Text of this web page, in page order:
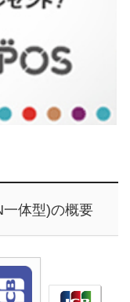
一体型)の概要